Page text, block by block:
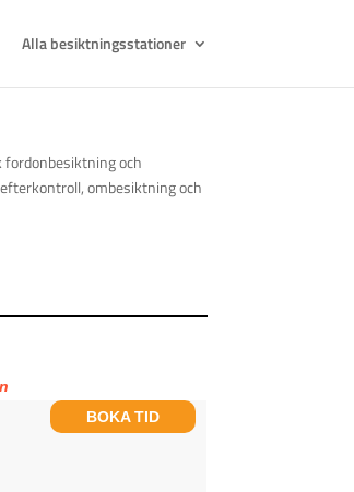
Alla besiktningsstationer
och
ombesiktning och
BOKA TID